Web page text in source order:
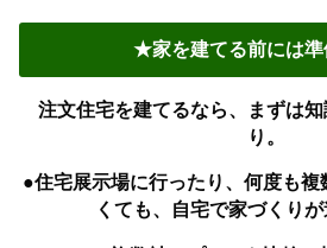
★家を建てる前には
注文住宅を建てるなら、まずは
り。
●住宅展示場に行ったり、何度も
くても、自宅で家づくりが